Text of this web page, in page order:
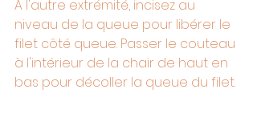
À l'autre extrémité, incisez au
niveau de la queue pour libérer le
filet côté queue. Passer le couteau
à l'intérieur de la chair de haut en
bas pour décoller la queue du filet.